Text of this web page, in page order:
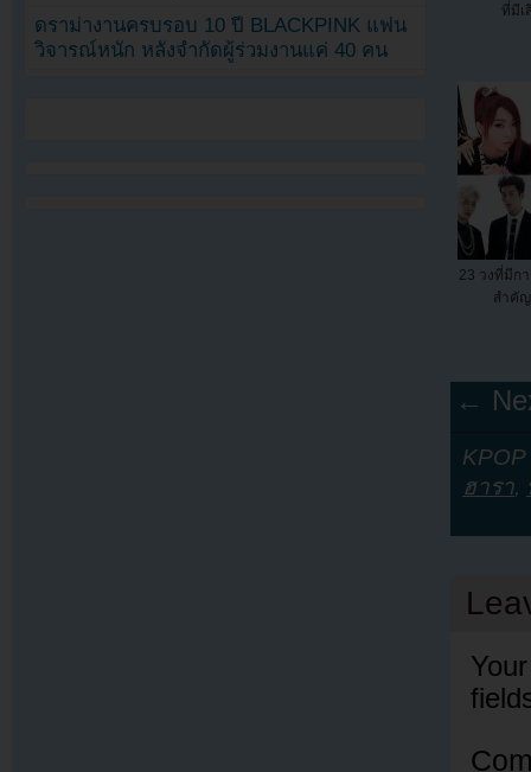
ที่มีเ
23 วงที่มีก
สำคั
←
ฮารา,
ดราม่างานครบรอบ 10 ปี BLACKPINK แฟน
วิจารณ์หนัก หลังจำกัดผู้ร่วมงานแค่ 40 คน